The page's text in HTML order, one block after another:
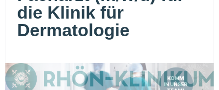
die Klinik für
Dermatologie